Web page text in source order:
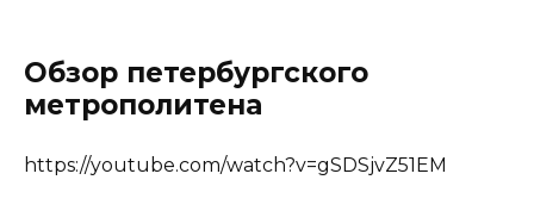
Обзор петербургского
метрополитена
https://youtube.com/watch?v=gSDSjvZ51EM